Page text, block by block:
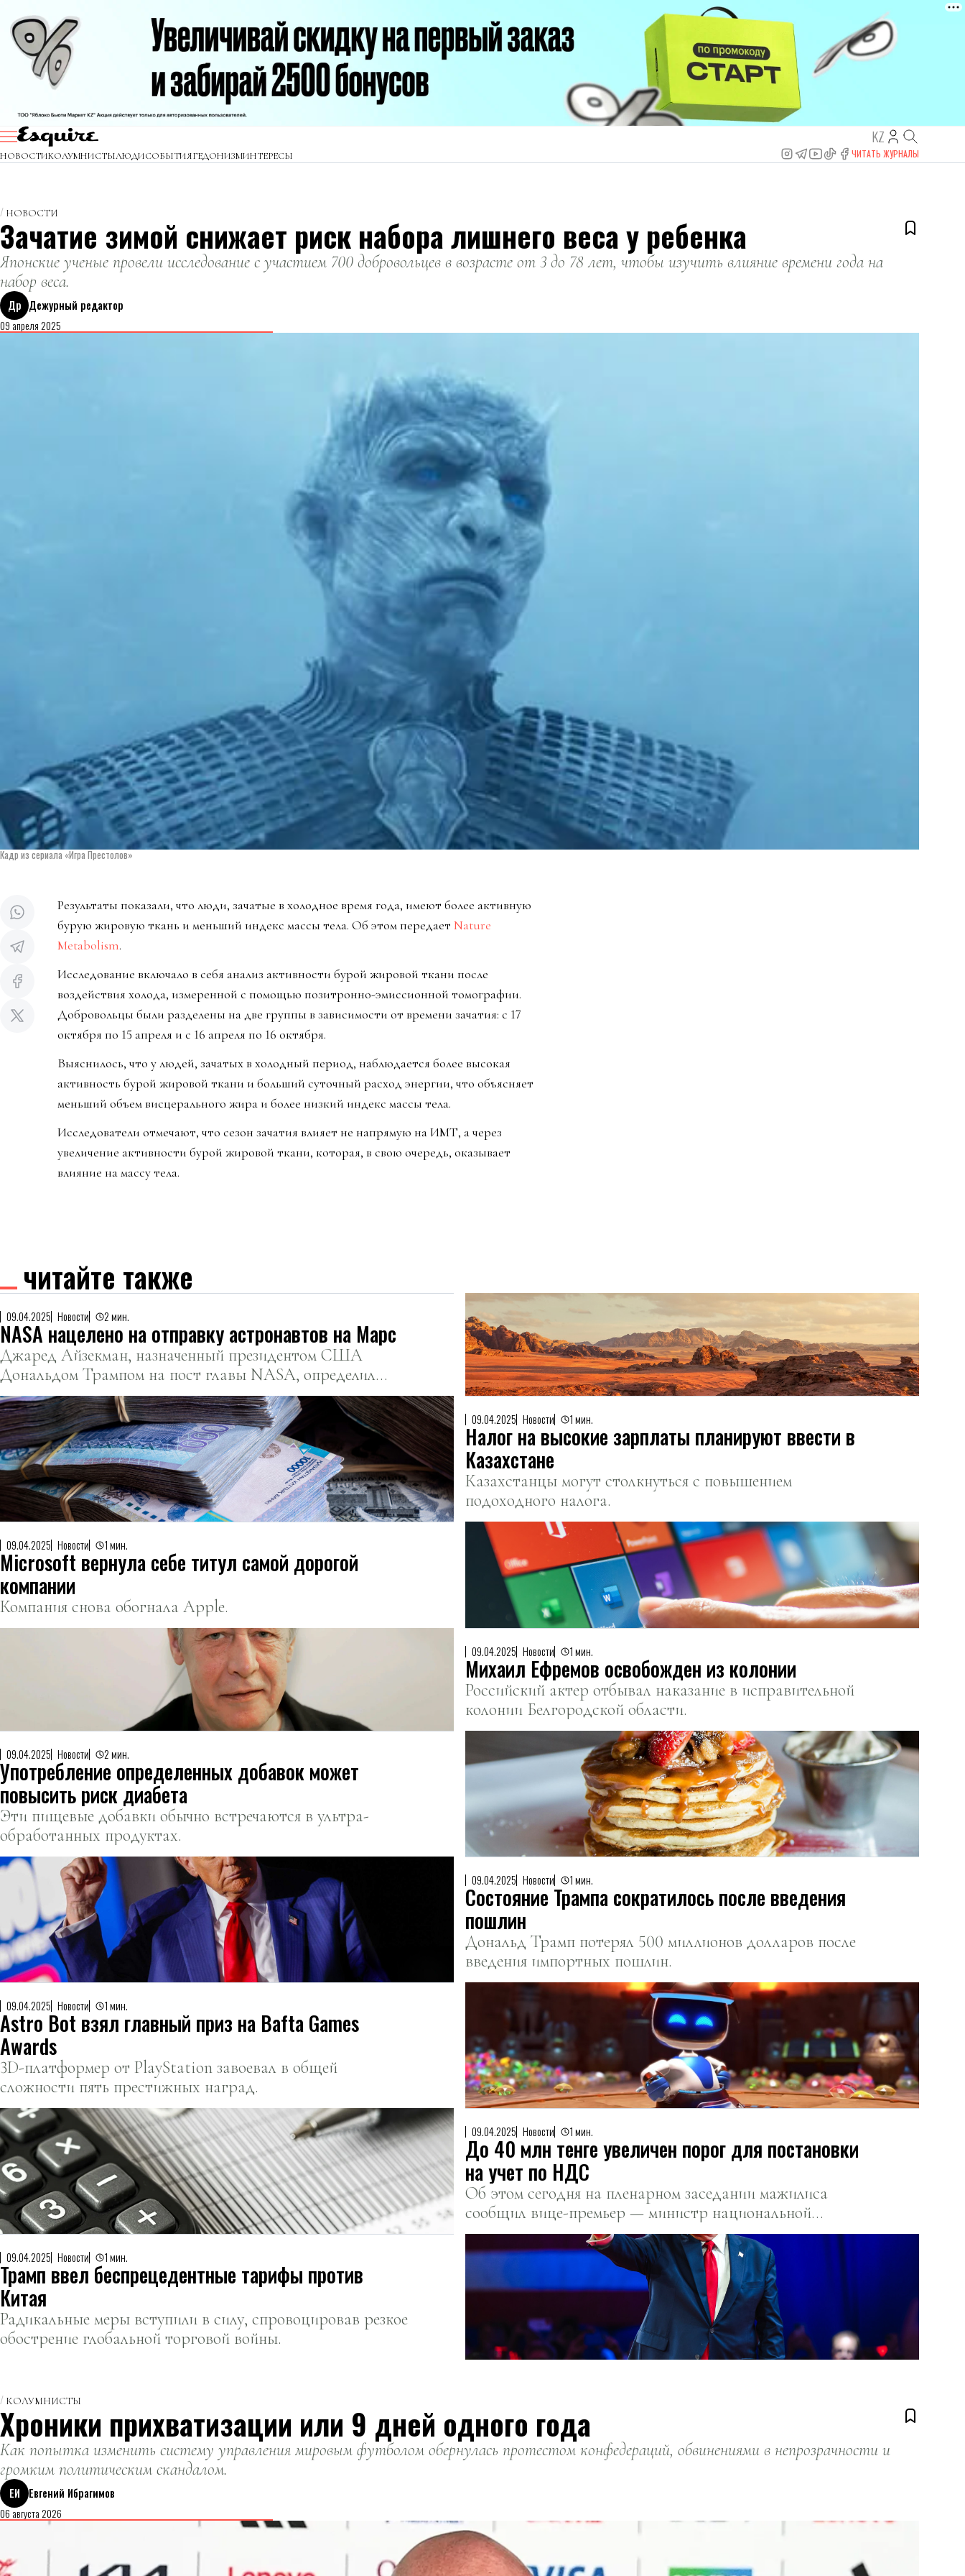
KZ
НОВОСТИКОЛУМНИСТЫЛЮДИСОБЫТИЯГЕДОНИЗМИНТЕРЕСЫ ЧИТАТЬ ЖУРНАЛЫ
НОВОСТИ
Зачатие зимой снижает риск набора лишнего веса у ребенка
Японские ученые провели исследование с участием 700 добровольцев в возрасте от 3 до 78 лет, чтобы изучить влияние времени года на
набор веса.
Др Дежурный редактор
09 апреля 2025
Кадр из сериала «Игра Престолов»
Результаты показали, что люди, зачатые в холодное время года, имеют более активную
бурую жировую ткань и меньший индекс массы тела. Об этом передает Nature
Metabolism.
Исследование включало в себя анализ активности бурой жировой ткани после
воздействия холода, измеренной с помощью позитронно-эмиссионной томографии.
Добровольцы были разделены на две группы в зависимости от времени зачатия: с 17
октября по 15 апреля и с 16 апреля по 16 октября.
Выяснилось, что у людей, зачатых в холодный период, наблюдается более высокая
активность бурой жировой ткани и больший суточный расход энергии, что объясняет
меньший объем висцерального жира и более низкий индекс массы тела.
Исследователи отмечают, что сезон зачатия влияет не напрямую на ИМТ, а через
увеличение активности бурой жировой ткани, которая, в свою очередь, оказывает
влияние на массу тела.
читайте также
09.04.2025 Новости 2 мин.
NASA нацелено на отправку астронавтов на Марс
Джаред Айзекман, назначенный президентом США
Дональдом Трампом на пост главы NASA, определил
главным приоритетом агентства отправку американских
астронавтов на Марс.
09.04.2025 Новости 1 мин.
Налог на высокие зарплаты планируют ввести в
Казахстане
Казахстанцы могут столкнуться с повышением
подоходного налога.
09.04.2025 Новости 1 мин.
Microsoft вернула себе титул самой дорогой
компании
Компания снова обогнала Apple.
09.04.2025 Новости 1 мин.
Михаил Ефремов освобожден из колонии
Российский актер отбывал наказание в исправительной
колонии Белгородской области.
09.04.2025 Новости 2 мин.
Употребление определенных добавок может
повысить риск диабета
Эти пищевые добавки обычно встречаются в ультра-
обработанных продуктах.
09.04.2025 Новости 1 мин.
Состояние Трампа сократилось после введения
пошлин
Дональд Трамп потерял 500 миллионов долларов после
введения импортных пошлин.
09.04.2025 Новости 1 мин.
Astro Bot взял главный приз на Bafta Games
Awards
3D-платформер от PlayStation завоевал в общей
сложности пять престижных наград.
09.04.2025 Новости 1 мин.
До 40 млн тенге увеличен порог для постановки
на учет по НДС
Об этом сегодня на пленарном заседании мажилиса
сообщил вице-премьер — министр национальной
экономики Серик Жумангарин.
09.04.2025 Новости 1 мин.
Трамп ввел беспрецедентные тарифы против
Китая
Радикальные меры вступили в силу, спровоцировав резкое
обострение глобальной торговой войны.
КОЛУМНИСТЫ
Хроники прихватизации или 9 дней одного года
Как попытка изменить систему управления мировым футболом обернулась протестом конфедераций, обвинениями в непрозрачности и
громким политическим скандалом.
ЕИ
Евгений Ибрагимов
06 августа 2026